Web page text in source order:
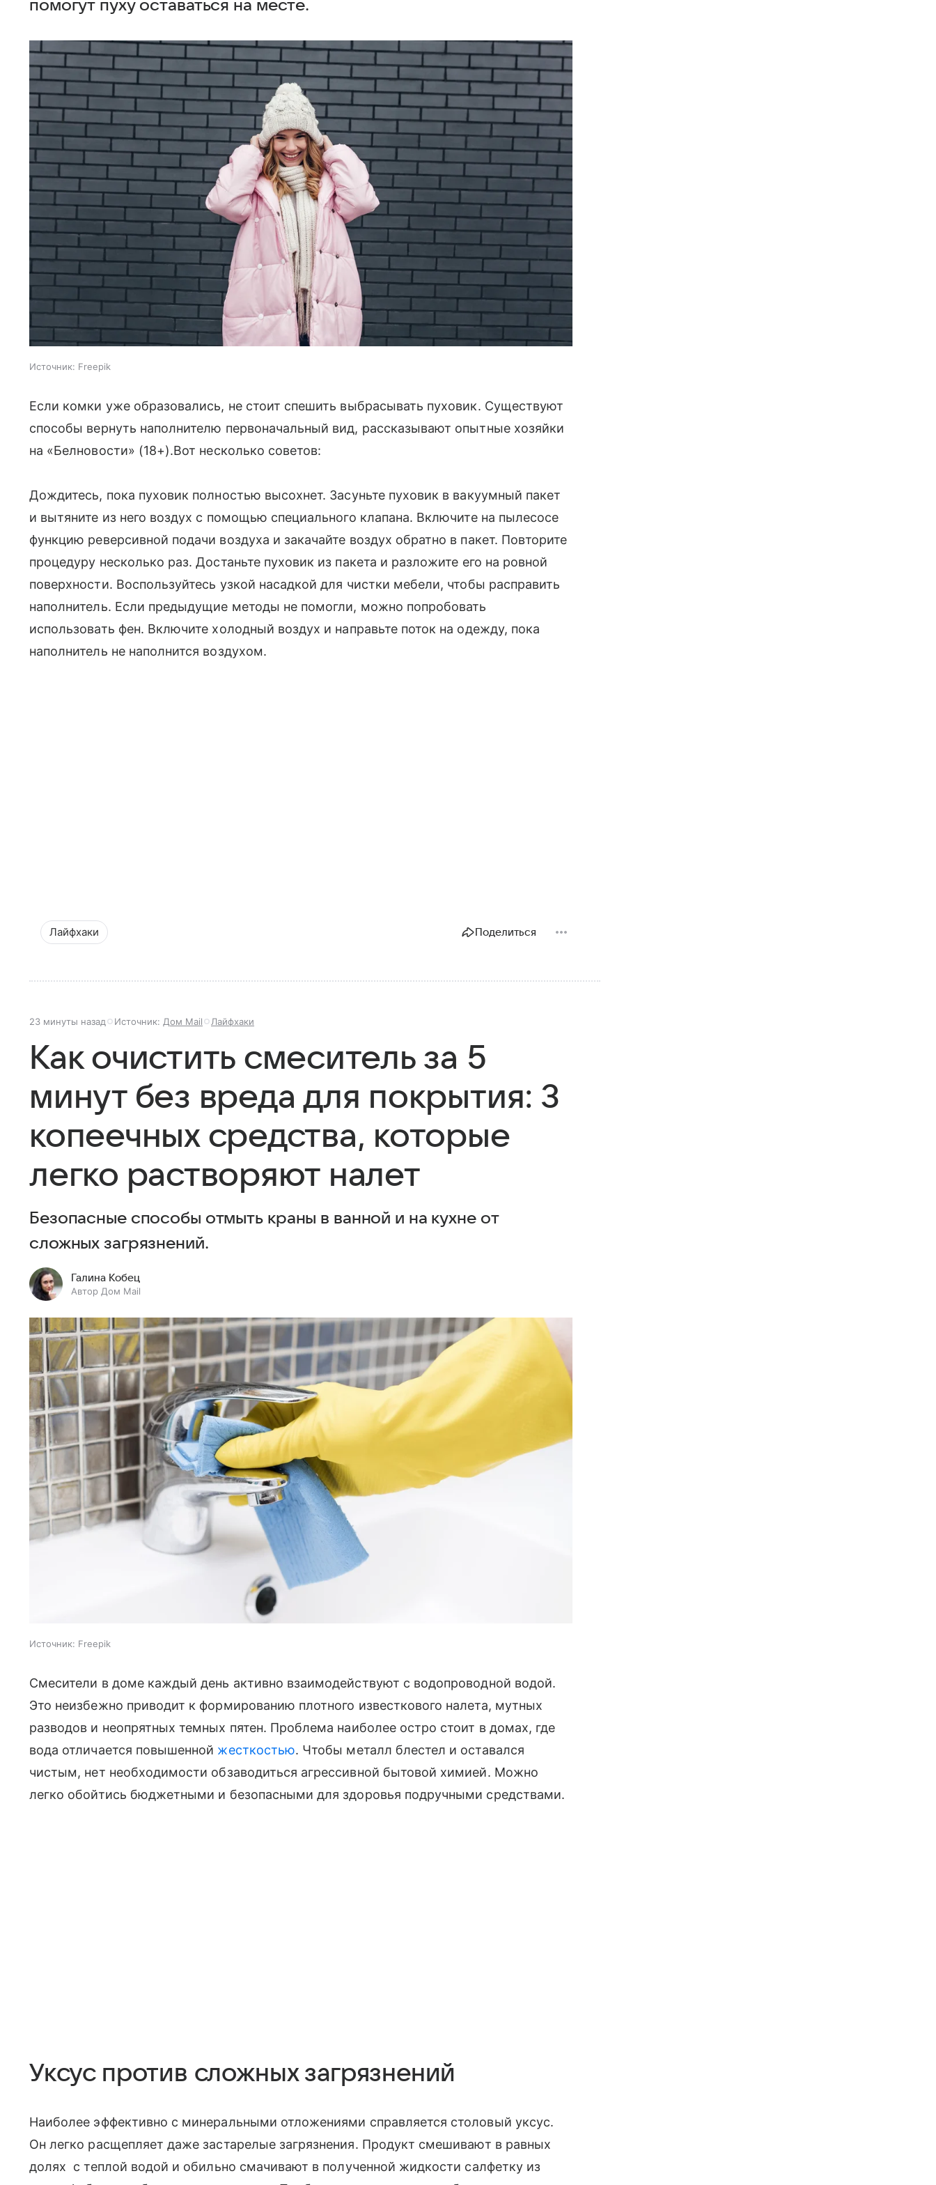
помогут пуху оставаться на месте.
Источник: Freepik
Если комки уже образовались, не стоит спешить выбрасывать пуховик. Существуют
способы вернуть наполнителю первоначальный вид, рассказывают опытные хозяйки
на «Белновости» (18+).Вот несколько советов:
Дождитесь, пока пуховик полностью высохнет. Засуньте пуховик в вакуумный пакет
и вытяните из него воздух с помощью специального клапана. Включите на пылесосе
функцию реверсивной подачи воздуха и закачайте воздух обратно в пакет. Повторите
процедуру несколько раз. Достаньте пуховик из пакета и разложите его на ровной
поверхности. Воспользуйтесь узкой насадкой для чистки мебели, чтобы расправить
наполнитель. Если предыдущие методы не помогли, можно попробовать
использовать фен. Включите холодный воздух и направьте поток на одежду, пока
наполнитель не наполнится воздухом.
Лайфхаки Поделиться
23 минуты назад Источник: Дом Mail Лайфхаки
Как очистить смеситель за 5
минут без вреда для покрытия: 3
копеечных средства, которые
легко растворяют налет
Безопасные способы отмыть краны в ванной и на кухне от
сложных загрязнений.
Галина Кобец
Автор Дом Mail
Источник: Freepik
Смесители в доме каждый день активно взаимодействуют с водопроводной водой.
Это неизбежно приводит к формированию плотного известкового налета, мутных
разводов и неопрятных темных пятен. Проблема наиболее остро стоит в домах, где
вода отличается повышенной жесткостью. Чтобы металл блестел и оставался
чистым, нет необходимости обзаводиться агрессивной бытовой химией. Можно
легко обойтись бюджетными и безопасными для здоровья подручными средствами.
Уксус против сложных загрязнений
Наиболее эффективно с минеральными отложениями справляется столовый уксус.
Он легко расщепляет даже застарелые загрязнения. Продукт смешивают в равных
долях с теплой водой и обильно смачивают в полученной жидкости салфетку из